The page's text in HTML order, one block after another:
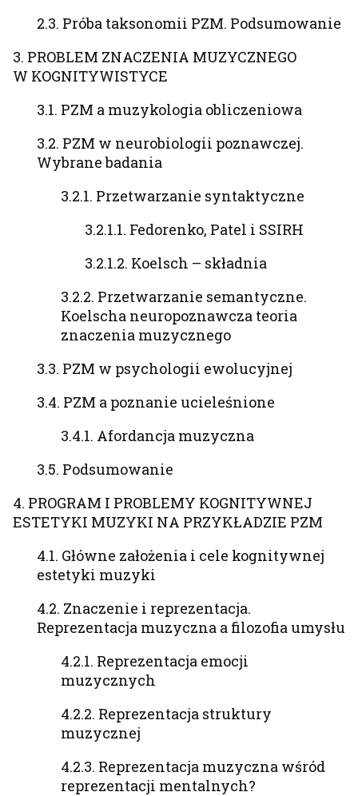
2.3. Próba taksonomii PZM. Podsumowanie
3. PROBLEM ZNACZENIA MUZYCZNEGO
W KOGNITYWISTYCE
3.1. PZM a muzykologia obliczeniowa
3.2. PZM w neurobiologii poznawczej.
Wybrane badania
3.2.1. Przetwarzanie syntaktyczne
3.2.1.1. Fedorenko, Patel i SSIRH
3.2.1.2. Koelsch – składnia
3.2.2. Przetwarzanie semantyczne.
Koelscha neuropoznawcza teoria
znaczenia muzycznego
3.3. PZM w psychologii ewolucyjnej
3.4. PZM a poznanie ucieleśnione
3.4.1. Afordancja muzyczna
3.5. Podsumowanie
4. PROGRAM I PROBLEMY KOGNITYWNEJ
ESTETYKI MUZYKI NA PRZYKŁADZIE PZM
4.1. Główne założenia i cele kognitywnej
estetyki muzyki
4.2. Znaczenie i reprezentacja.
Reprezentacja muzyczna a filozofia umysłu
4.2.1. Reprezentacja emocji
muzycznych
4.2.2. Reprezentacja struktury
muzycznej
4.2.3. Reprezentacja muzyczna wśród
reprezentacji mentalnych?